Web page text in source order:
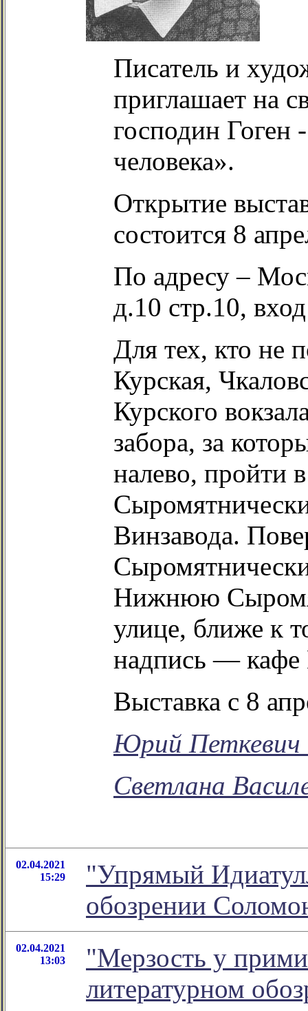
Писатель и
приглашает на
господин
человека».
Открытие
состоится 8
По адресу –
д.10 стр.10,
Для тех, кто не
Курская,
Курского
забора, за
налево, пройти
Винзавода.
Нижнюю
улице, ближе к
надпись — кафе
Выставка с 8
Юрий Петкевич
Светлана
02.04.2021
15:29
"Упрямый
обозрении
02.04.2021
13:03
"Мерзость у
литературном